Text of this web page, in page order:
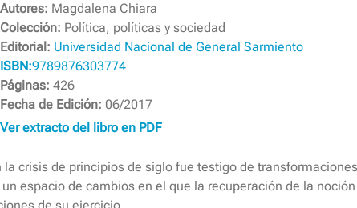
Autores: Magdalena Chiara
Colección: Política, políticas y sociedad
Editorial: Universidad Nacional de General Sarmiento
ISBN:9789876303774
Páginas: 426
Fecha de Edición: 06/2017
Ver extracto del libro en PDF
la crisis de principios de siglo fue testigo de
espacio de cambios en el que la recuperación de la